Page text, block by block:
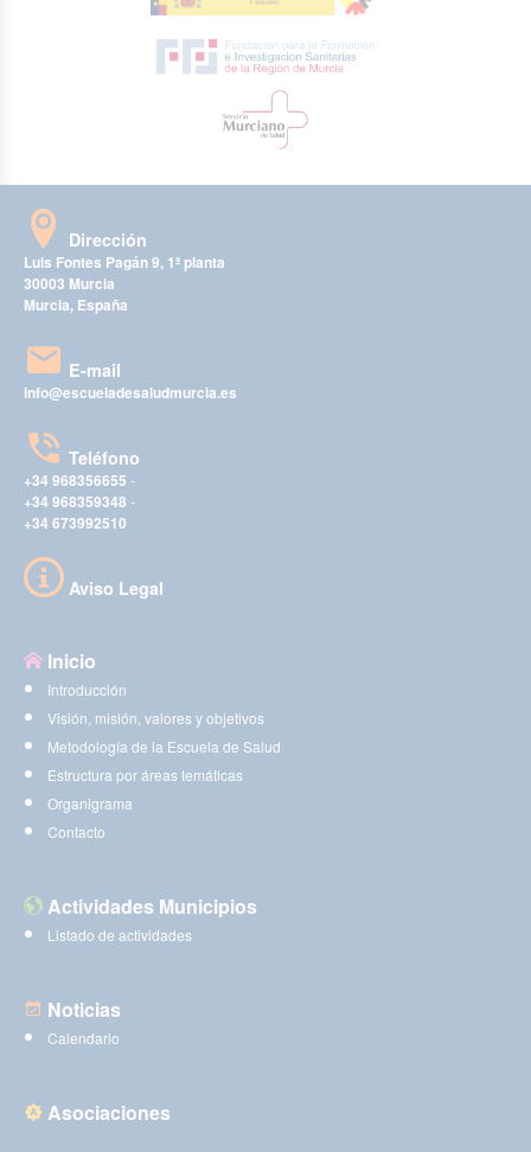
Dirección
Luis Fontes Pagán 9, 1ª planta
30003 Murcia
Murcia, España
E-mail
info@escueladesaludmurcia.es
Teléfono
+34 968356655 -
+34 968359348 -
+34 673992510
Aviso Legal
Inicio
Introducción
Visión, misión, valores y objetivos
Metodología de la Escuela de Salud
Estructura por áreas temáticas
Organigrama
Contacto
Actividades Municipios
Listado de actividades
Noticias
Calendario
Asociaciones